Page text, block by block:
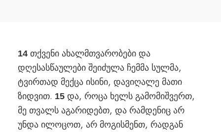
14 თქვენი ახალმთვარობები და
დღესასწაულები შეიძულა ჩემმა სულმა,
ტვირთად მექცა ისინი, დავიღალე მათი
ზიდვით. 15 და, როცა ხელს გამომიშვერთ,
მე თვალს აგარიდებთ, და რამდენიც არ
უნდა ილოცოთ, არ მოგისმენთ, რადგან